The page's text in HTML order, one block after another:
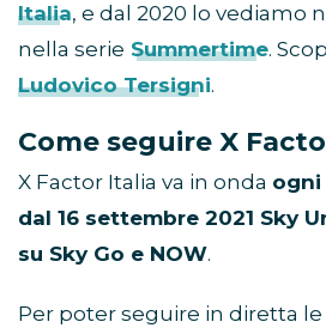
Italia, e dal 2020 lo vediamo
nella serie Summertime.
Ludovico Tersigni.
Come seguire X
X Factor Italia va in onda ogni
dal 16 settembre 2021 Sky
su Sky Go e NOW.
Per poter seguire in diretta